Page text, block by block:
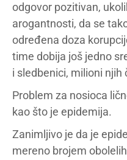
odgovor pozitivan,
arogantnosti, da se
određena doza
time dobija još jedno
i sledbenici, milioni njih
Problem za nosioca
kao što je epidemija.
Zanimljivo je da je
mereno brojem